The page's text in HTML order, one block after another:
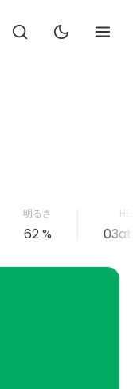
明るさ
62 %